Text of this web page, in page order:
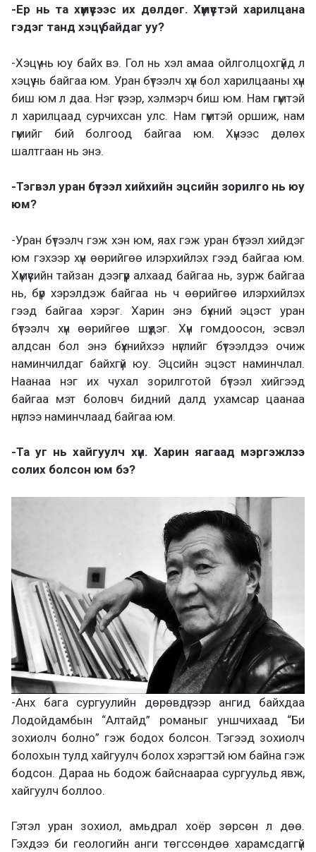
-Ер нь та хүмүүсээс их дөлдөг. Хүмүүстэй харилцана
гэдэг танд хэцүү байдаг уу?
-Хэцүү нь юу байх вэ. Гол нь хэл амаа ойлголцохгүйд л
хэцүү нь байгаа юм. Уран бүтээлч хүн бол харилцааны хүн
биш юм л даа. Нэг үгээр, хэлмэрч биш юм. Нам гүмтэй
л харилцаад сурчихсан улс. Нам гүмтэй оршиж, нам
гүмийг бий болгоод байгаа юм. Хүнээс дөлөх
шалтгаан нь энэ.
-Тэгвэл уран бүтээл хийхийн эцсийн зорилго нь юу
юм?
-Уран бүтээлч гэж хэн юм, яах гэж уран бүтээл хийдэг
юм гэхээр хүн өөрийгөө илэрхийлэх гээд байгаа юм.
Хүмүүсийн тайзан дээгүүр алхаад байгаа нь, зурж байгаа
нь, бүр хэрэлдэж байгаа нь ч өөрийгөө илэрхийлэх
гээд байгаа хэрэг. Харин энэ бүхний эцэст уран
бүтээлч хүн өөрийгөө шүүдэг. Хүн гомдоосон, эсвэл
алдсан бол энэ бүхнийхээ нүглийг бүтээлдээ очиж
наминчилдаг байхгүй юу. Эцсийн эцэст наминчлал.
Наанаа нэг их чухал зорилготой бүтээл хийгээд
байгаа мэт боловч бидний далд ухамсар цаанаа
нүглээ наминчлаад байгаа юм.
-Та уг нь хайгуулч хүн. Харин яагаад мэргэжлээ
солих болсон юм бэ?
-Анх бага сургуулийн дөрөвдүгээр ангид байхдаа
Лодойдамбын “Алтайд” романыг уншчихаад “Би
зохиолч болно” гэж бодох болсон. Тэгээд зохиолч
болохын тулд хайгуулч болох хэрэгтэй юм байна гэж
бодсон. Дараа нь бодож байснаараа сургуульд явж,
хайгуулч боллоо.
Гэтэл уран зохиол, амьдрал хоёр зөрсөн л дөө.
Гэхдээ би геологийн анги төгссөндөө харамсдаггүй